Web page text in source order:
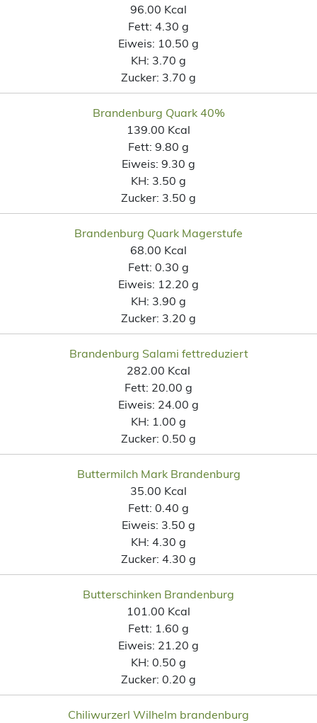
96.00 Kcal
Fett: 4.30 g
Eiweis: 10.50 g
KH: 3.70 g
Zucker: 3.70 g
Brandenburg Quark 40%
139.00 Kcal
Fett: 9.80 g
Eiweis: 9.30 g
KH: 3.50 g
Zucker: 3.50 g
Brandenburg Quark Magerstufe
68.00 Kcal
Fett: 0.30 g
Eiweis: 12.20 g
KH: 3.90 g
Zucker: 3.20 g
Brandenburg Salami fettreduziert
282.00 Kcal
Fett: 20.00 g
Eiweis: 24.00 g
KH: 1.00 g
Zucker: 0.50 g
Buttermilch Mark Brandenburg
35.00 Kcal
Fett: 0.40 g
Eiweis: 3.50 g
KH: 4.30 g
Zucker: 4.30 g
Butterschinken Brandenburg
101.00 Kcal
Fett: 1.60 g
Eiweis: 21.20 g
KH: 0.50 g
Zucker: 0.20 g
Chiliwurzerl Wilhelm brandenburg